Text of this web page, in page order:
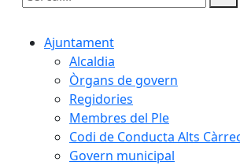
Cercar:
Ajuntament
Alcaldia
Òrgans de govern
Regidories
Membres del Ple
Codi de Conducta Alts
Govern municipal